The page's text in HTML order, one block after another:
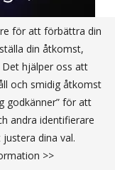
för att förbättra din
din åtkomst,
hjälper oss att
och smidig åtkomst
godkänner” för att
andra identifierare
dina val.
>>